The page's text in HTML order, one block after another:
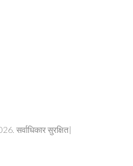
सर्वाधिकार सुरक्षित|